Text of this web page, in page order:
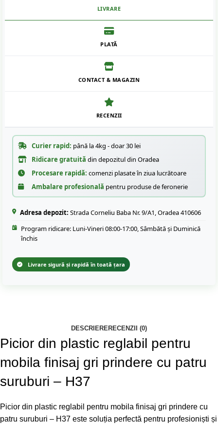
LIVRARE
PLATĂ
CONTACT & MAGAZIN
RECENZII
Curier rapid: până la 4kg - doar 30 lei
Ridicare gratuită din depozitul din Oradea
Procesare rapidă: comenzi plasate în ziua lucrătoare
Ambalare profesională pentru produse de feronerie
Adresa depozit: Strada Corneliu Baba Nr. 9/A1, Oradea 410606
Program ridicare: Luni-Vineri 08:00-17:00, Sâmbătă și Duminică
închis
Livrare sigură și rapidă în toată țara
DESCRIERERECENZII (0)
Picior din plastic reglabil pentru
mobila finisaj gri prindere cu patru
suruburi – H37
Picior din plastic reglabil pentru mobila finisaj gri prindere cu
patru suruburi – H37 este soluția perfectă pentru profesioniști și